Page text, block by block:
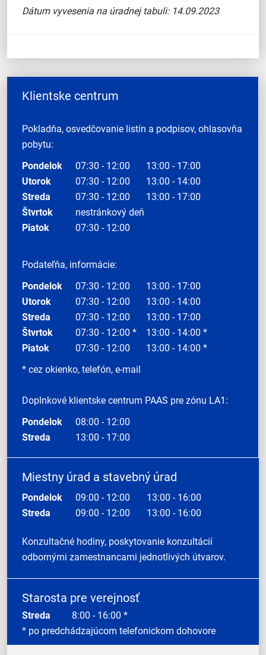
Dátum vyvesenia na úradnej tabuli: 14.09.2023
Klientske centrum
Pokladňa, osvedčovanie listín a podpisov, ohlasovňa
pobytu:
Pondelok
07:30 - 12:00
13:00 - 17:00
Utorok
07:30 - 12:00
13:00 - 14:00
Streda
07:30 - 12:00
13:00 - 17:00
Štvrtok
nestránkový deň
Piatok
07:30 - 12:00
Podateľňa, informácie:
Pondelok
07:30 - 12:00
13:00 - 17:00
Utorok
07:30 - 12:00
13:00 - 14:00
Streda
07:30 - 12:00
13:00 - 17:00
Štvrtok
07:30 - 12:00 *
13:00 - 14:00 *
Piatok
07:30 - 12:00
13:00 - 14:00 *
* cez okienko, telefón, e-mail
Doplnkové klientske centrum PAAS pre zónu LA1:
Pondelok
08:00 - 12:00
Streda
13:00 - 17:00
Miestny úrad a stavebný úrad
Pondelok 09:00 - 12:00
13:00 - 16:00
Streda
09:00 - 12:00 13:00 - 16:00
Konzultačné hodiny, poskytovanie konzultácií
odbornými zamestnancami jednotlivých útvarov.
Starosta pre verejnosť
Streda 8:00 - 16:00 *
* po predchádzajúcom telefonickom dohovore